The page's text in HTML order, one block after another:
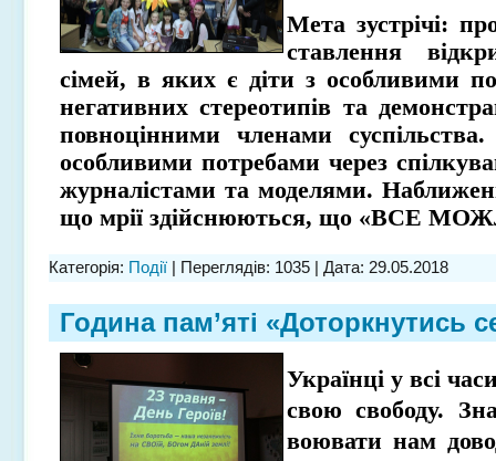
Мета зустрічі:
ставлення
сімей, в яких є діти з особливими
негативних стереотипів та
повноцінними членами суспільства.
особливими потребами через
журналістами та моделями.
що мрії здійснюються, що «ВСЕ
Категорія: Події | Переглядів: 1035 | Дата: 29.05.2018
Година пам’яті «Доторкнутись
Українці у всі
свою свободу.
воювати нам